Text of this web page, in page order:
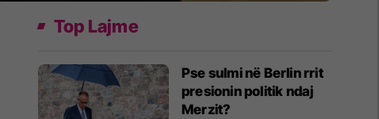
Top Lajme
Pse sulmi në Berlin rrit
presionin politik ndaj
Merzit?